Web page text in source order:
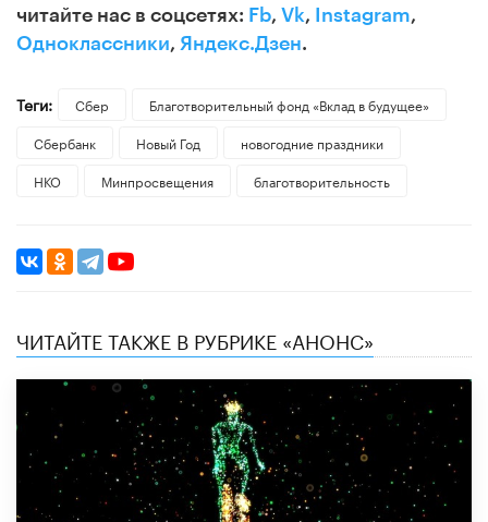
читайте нас в соцсетях: Fb, Vk, Instagram,
Одноклассники, Яндекс.Дзен.
Теги: Сбер
Благотворительный фонд «Вклад в будущее»
Сбербанк
Новый Год
новогодние праздники
НКО
Минпросвещения благотворительность
ЧИТАЙТЕ ТАКЖЕ В РУБРИКЕ «АНОНС»